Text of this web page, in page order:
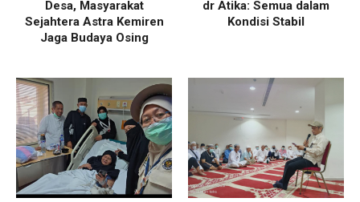
Desa, Masyarakat
Sejahtera Astra Kemiren
Jaga Budaya Osing
dr Atika: Semua dalam
Kondisi Stabil